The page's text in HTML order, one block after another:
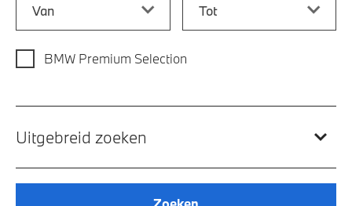
BMW Premium Selection
Uitgebreid zoeken